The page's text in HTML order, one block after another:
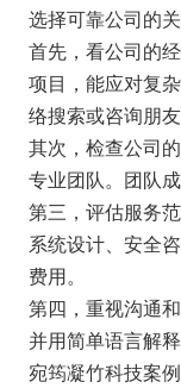
选择可靠公司的
首先，看公司的
项目，能应对复
络搜索或咨询朋友
其次，检查公司
专业团队。团队
第三，评估服务
系统设计、安全
费用。
第四，重视沟通
并用简单语言解释
宛筠凝竹科技案